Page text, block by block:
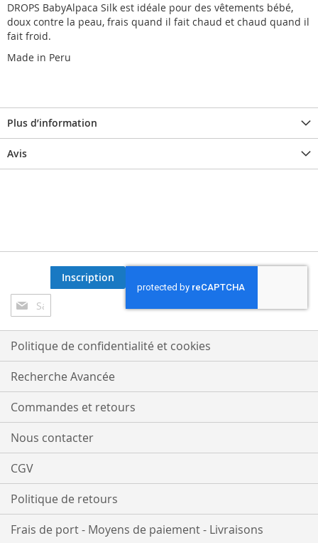
DROPS BabyAlpaca Silk est idéale pour des vêtements bébé,
doux contre la peau, frais quand il fait chaud et chaud quand il
fait froid.
Made in Peru
Plus d’information
Avis
Inscription
à
notre
lettre
d’information
:
Inscription
Politique de confidentialité et cookies
Recherche Avancée
Commandes et retours
Nous contacter
CGV
Politique de retours
Frais de port - Moyens de paiement - Livraisons